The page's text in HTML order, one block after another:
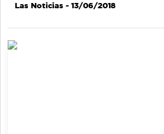
Las Noticias - 13/06/2018